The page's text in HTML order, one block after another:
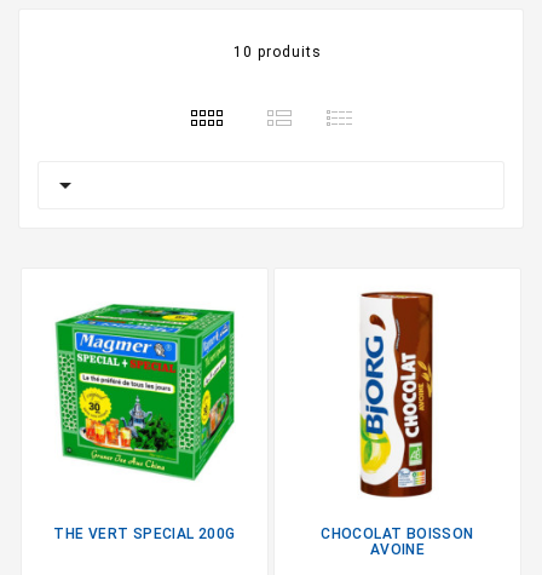
10 produits

THE VERT SPECIAL 200G
CHOCOLAT BOISSON
AVOINE